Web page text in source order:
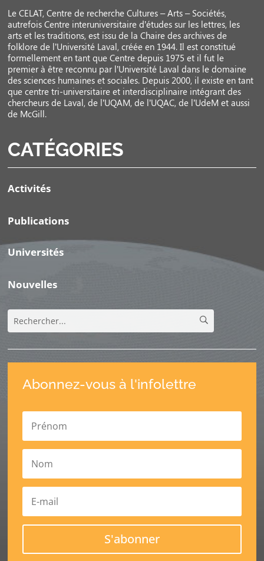
Le CELAT, Centre de recherche Cultures – Arts – Sociétés,
autrefois Centre interuniversitaire d’études sur les lettres, les
arts et les traditions, est issu de la Chaire des archives de
folklore de l’Université Laval, créée en 1944. Il est constitué
formellement en tant que Centre depuis 1975 et il fut le
premier à être reconnu par l’Université Laval dans le domaine
des sciences humaines et sociales. Depuis 2000, il existe en tant
que centre tri-universitaire et interdisciplinaire intégrant des
chercheurs de Laval, de l’UQAM, de l’UQAC, de l’UdeM et aussi
de McGill.
CATÉGORIES
Activités
Publications
Universités
Nouvelles
Abonnez-vous à l'infolettre
S'abonner